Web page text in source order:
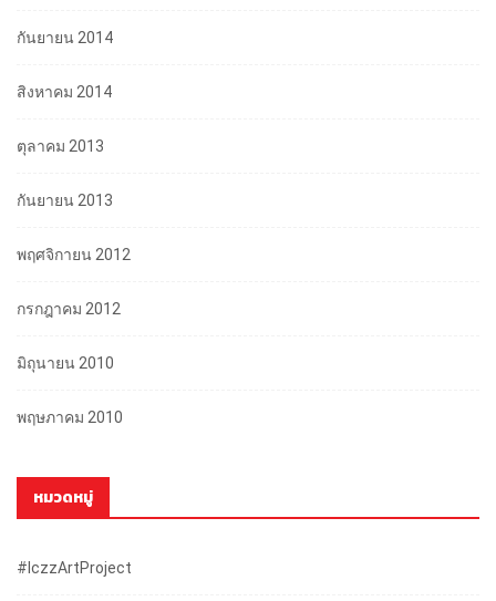
กันยายน 2014
สิงหาคม 2014
ตุลาคม 2013
กันยายน 2013
พฤศจิกายน 2012
กรกฎาคม 2012
มิถุนายน 2010
พฤษภาคม 2010
หมวดหมู่
#iczzArtProject